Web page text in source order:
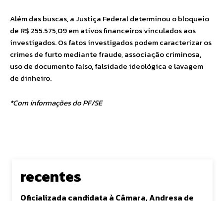
Além das buscas, a Justiça Federal determinou o bloqueio
de R$ 255.575,09 em ativos financeiros vinculados aos
investigados. Os fatos investigados podem caracterizar os
crimes de furto mediante fraude, associação criminosa,
uso de documento falso, falsidade ideológica e lavagem
de dinheiro.
*Com informações do PF/SE
recentes
Oficializada candidata à Câmara, Andresa de